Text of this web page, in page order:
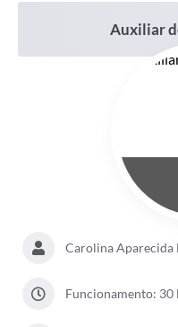
Auxiliar
Carolina Aparecida
Funcionamento: 30